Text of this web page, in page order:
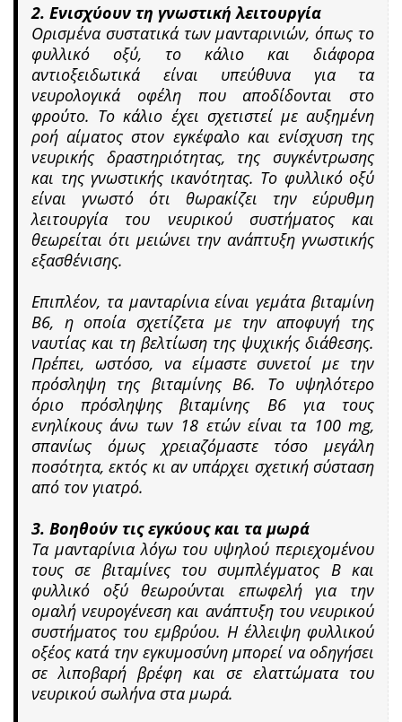
2. Ενισχύουν τη γνωστική λειτουργία
Ορισμένα συστατικά των μανταρινιών, όπως το
φυλλικό οξύ, το κάλιο και διάφορα
αντιοξειδωτικά είναι υπεύθυνα για τα
νευρολογικά οφέλη που αποδίδονται στο
φρούτο. Το κάλιο έχει σχετιστεί με αυξημένη
ροή αίματος στον εγκέφαλο και ενίσχυση της
νευρικής δραστηριότητας, της συγκέντρωσης
και της γνωστικής ικανότητας. Το φυλλικό οξύ
είναι γνωστό ότι θωρακίζει την εύρυθμη
λειτουργία του νευρικού συστήματος και
θεωρείται ότι μειώνει την ανάπτυξη γνωστικής
εξασθένισης.
Επιπλέον, τα μανταρίνια είναι γεμάτα βιταμίνη
Β6, η οποία σχετίζετα με την αποφυγή της
ναυτίας και τη βελτίωση της ψυχικής διάθεσης.
Πρέπει, ωστόσο, να είμαστε συνετοί με την
πρόσληψη της βιταμίνης Β6. Το υψηλότερο
όριο πρόσληψης βιταμίνης Β6 για τους
ενηλίκους άνω των 18 ετών είναι τα 100 mg,
σπανίως όμως χρειαζόμαστε τόσο μεγάλη
ποσότητα, εκτός κι αν υπάρχει σχετική σύσταση
από τον γιατρό.
3. Βοηθούν τις εγκύους και τα μωρά
Τα μανταρίνια λόγω του υψηλού περιεχομένου
τους σε βιταμίνες του συμπλέγματος Β και
φυλλικό οξύ θεωρούνται επωφελή για την
ομαλή νευρογένεση και ανάπτυξη του νευρικού
συστήματος του εμβρύου. Η έλλειψη φυλλικού
οξέος κατά την εγκυμοσύνη μπορεί να οδηγήσει
σε λιποβαρή βρέφη και σε ελαττώματα του
νευρικού σωλήνα στα μωρά.